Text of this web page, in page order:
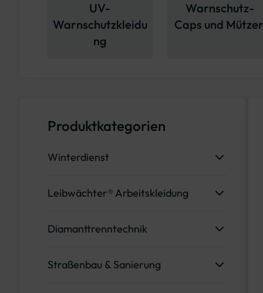
UV-
Warnschutzkleidu
ng
Warnschutz-
Caps und
Produktkategorien
Winterdienst
Streugutbehälter & Streugutboxen
Streusalz & Splitt
Leibwächter® Arbeitskleidung
Arbeitspullover
Damen-Arbeitskleidung
Diamanttrenntechnik
Kernbohren
Straßenbau & Sanierung